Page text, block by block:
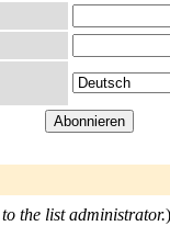
the list administrator.)